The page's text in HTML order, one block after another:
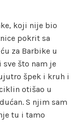
koji nije bio
pokrit sa
za Barbike u
što nam je
špek i kruh i
otišao u
S njim sam
tu i tamo